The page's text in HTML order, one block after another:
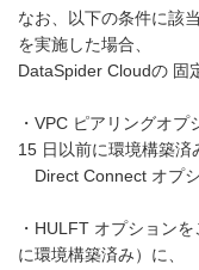
なお、以下の条件に該
を実施した場合、
DataSpider Cloudの 固
・VPC ピアリングオ
15 日以前に環境構築済
Direct Connect オプ
・HULFT オプション
に環境構築済み）に、